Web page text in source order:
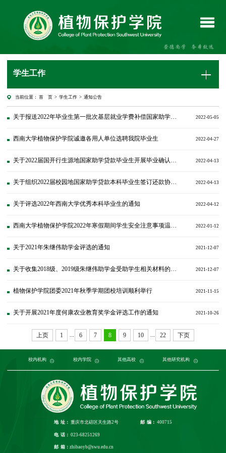
学生工作
当前位置： 首 页 >学生工作 >通知公告
2022-05-05
关于报送2022年毕业生第一批次基层就业学费补偿国家助学贷款代偿申请材料的通知
2022-04-27
西南大学植物保护学院诚邀各用人单位选聘我院毕业生
2022-04-13
关于2022届国开行生源地国家助学贷款毕业生开展毕业确认工作的通知
2022-04-13
关于组织2022届校园地国家助学贷款本科毕业生签订还款协议和申请继续贴息的通知
2022-04-12
关于评选2022年西南大学优秀本科毕业生的通知
2022-01-12
西南大学植物保护学院2022年寒假期间学生安全注意事项温馨提示
2021-12-07
关于2021年朱继伟助学金评选的通知
2021-12-07
关于收集2018级、2019级朱继伟助学金受助学生相关材料的通知
2021-11-15
植物保护学院团委2021年秋季学期团校培训顺利举行
2021-10-26
关于开展2021年度何康农业教育奖学金评选工作的通知
上页 1 ... 6 7 8 9 10 ... 22 下页
校内机构
党委组织部 党委宣传部 发展规划与学科建设部 人力资源部 本科生院 研究生院 科学技术发展研究院
校内学院
农学与生物科技学院 园艺园林学院 生命科学学院 生物技术学院 资源环境学院
其他高校
中国农业大学 浙江大学 西北农林科技大学 南京农业大学 华中农业大学 华南农业大学 山西农业大学
其他研究机构
中国农业科学院植物保护研究所 中国科学院植物研究所 中国科学院 中国农业科学院 重庆市农业科学院
地 址： 重庆市北碚区天生路2号 邮 编： 400715
电 话： 023-68251269
邮 箱：zhibaoyb@swu.edu.cn